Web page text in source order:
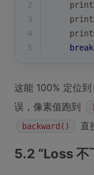
2
print
3
print
4
print
5
break
这能 100% 定位到
误，像素值跑到
backward() 直
5.2 “Loss 不